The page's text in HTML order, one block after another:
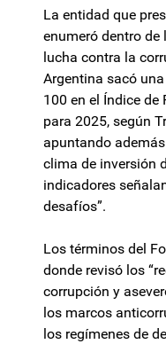
La entidad que
enumeró dentro de
lucha contra la
Argentina sacó
100 en el Índice de
para 2025, según
apuntando
clima de inversión
indicadores
desafíos”.
Los términos del
donde revisó los
corrupción y
los marcos
los regímenes de